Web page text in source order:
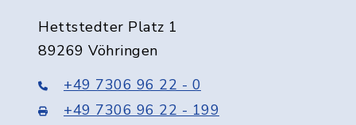
Hettstedter Platz 1
89269 Vöhringen
+49 7306 96 22 - 0
+49 7306 96 22 - 199